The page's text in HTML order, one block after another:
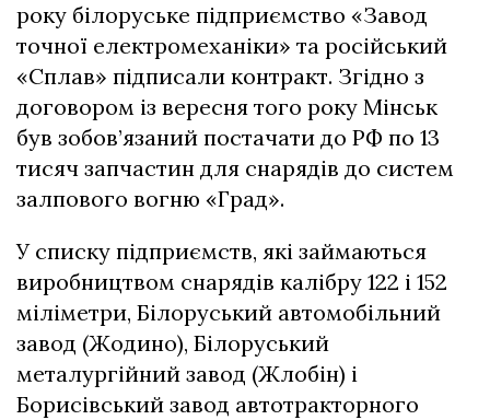
року білоруське підприємство «Завод
точної електромеханіки» та російський
«Сплав» підписали контракт. Згідно з
договором із вересня того року Мінськ
був зобов’язаний постачати до РФ по 13
тисяч запчастин для снарядів до систем
залпового вогню «Град».
У списку підприємств, які займаються
виробництвом снарядів калібру 122 і 152
міліметри, Білоруський автомобільний
завод (Жодино), Білоруський
металургійний завод (Жлобін) і
Борисівський завод автотракторного